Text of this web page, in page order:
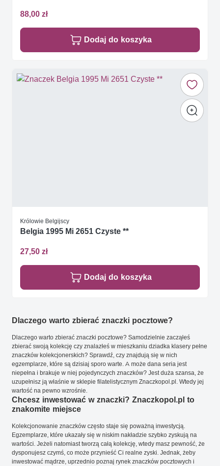
88,00 zł
Dodaj do koszyka
Królowie Belgijscy
Belgia 1995 Mi 2651 Czyste **
27,50 zł
Dodaj do koszyka
Dlaczego warto zbierać znaczki pocztowe?
Dlaczego warto zbierać znaczki pocztowe? Samodzielnie zacząłeś
zbierać swoją kolekcję czy znalazłeś w mieszkaniu dziadka klasery pełne
znaczków kolekcjonerskich? Sprawdź, czy znajdują się w nich
egzemplarze, które są dzisiaj sporo warte. A może dana seria jest
niepełna i brakuje w niej pojedynczych znaczków? Jest duża szansa, że
uzupełnisz ją właśnie w sklepie filatelistycznym Znaczkopol.pl. Wtedy jej
wartość na pewno wzrośnie.
Chcesz inwestować w znaczki? Znaczkopol.pl to
znakomite miejsce
Kolekcjonowanie znaczków często staje się poważną inwestycją.
Egzemplarze, które ukazały się w niskim nakładzie szybko zyskują na
wartości. Jeżeli natomiast tworzą całą kolekcję, wtedy masz pewność, że
dysponujesz czymś, co może przynieść Ci realne zyski. Jednak, żeby
inwestować mądrze, uprzednio poznaj rynek znaczków pocztowych i